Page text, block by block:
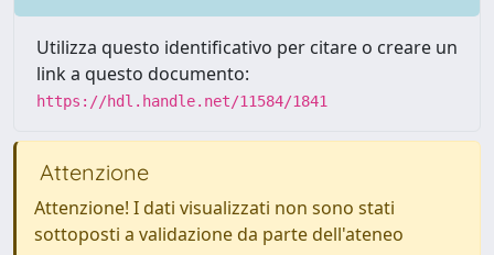
Utilizza questo identificativo per citare o creare un
link a questo documento:
https://hdl.handle.net/11584/1841
Attenzione
Attenzione! I dati visualizzati non sono stati
sottoposti a validazione da parte dell'ateneo